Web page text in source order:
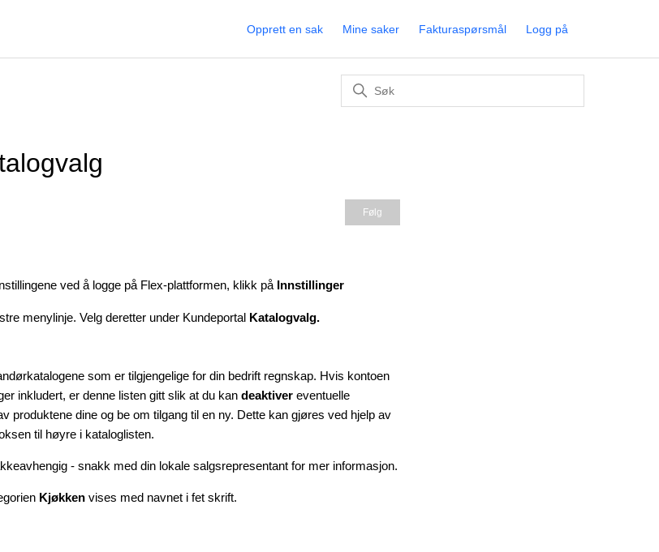
Opprett en sak Mine saker Fakturaspørsmål Logg på
Følg
ved å logge på Flex-plattformen, klikk på Innstillinger
menylinje. Velg deretter under Kundeportal Katalogvalg.
som er tilgjengelige for din bedrift regnskap. Hvis kontoen
inkludert, er denne listen gitt slik at du kandeaktiver eventuelle
produktene dine og be om tilgang til en ny. Dette kan gjøres ved hjelp av
til høyre i kataloglisten.
- snakk med din lokale salgsrepresentant for mer informasjon.
Kjøkken vises med navnet i fet skrift.